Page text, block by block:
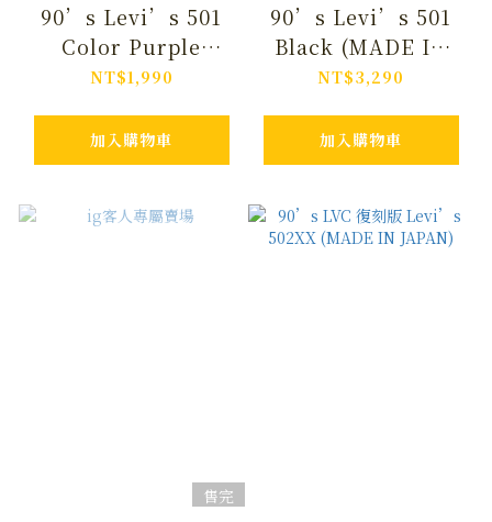
90’s Levi’s 501
Color Purple
(MADE IN USA)
NT$1,990
加入購物車
90’s Levi’s 501
Black (MADE IN
USA)
NT$3,290
加入購物車
售完